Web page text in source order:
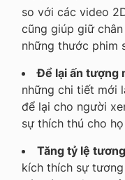
so với các video
cũng giúp giữ
những thước phim
Để lại ấn tượng
những chi tiết mới
để lại cho người
sự thích thú cho
Tăng tỷ lệ
kích thích sự